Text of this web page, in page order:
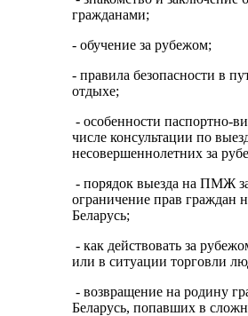
гражданами;
- обучение за рубежом;
- правила безопасности в
отдыхе;
- особенности паспортно-
числе консультации по
несовершеннолетних за
- порядок выезда на ПМЖ
ограничение прав граждан
Беларусь;
- как действовать за
или в ситуации торговли
- возвращение на родину
Беларусь, попавших в